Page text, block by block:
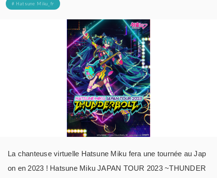
# Hatsune Miku_fr
La chanteuse virtuelle Hatsune Miku fera une tournée au Jap
on en 2023 ! Hatsune Miku JAPAN TOUR 2023 ~THUNDER